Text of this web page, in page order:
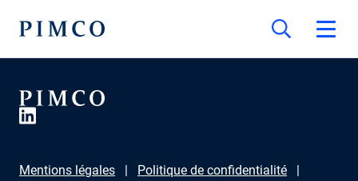
Mentions légales
Politique de confidentialité